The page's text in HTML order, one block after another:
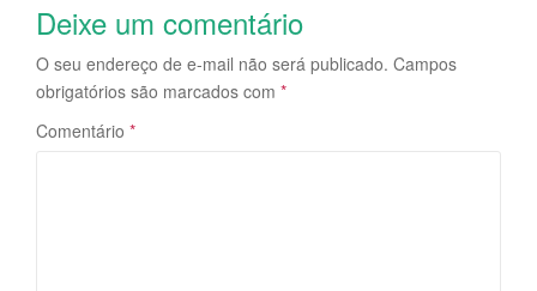
Deixe um comentário
O seu endereço de e-mail não será publicado. Campos
obrigatórios são marcados com *
Comentário *